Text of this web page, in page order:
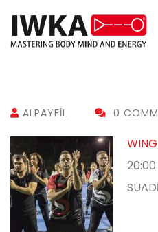
ALPAYFIL 0
20:00